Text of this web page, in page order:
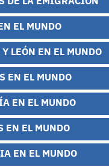
EL MUNDO
LEÓN EN EL MUNDO
EN EL MUNDO
EN EL MUNDO
EN EL MUNDO
EN EL MUNDO